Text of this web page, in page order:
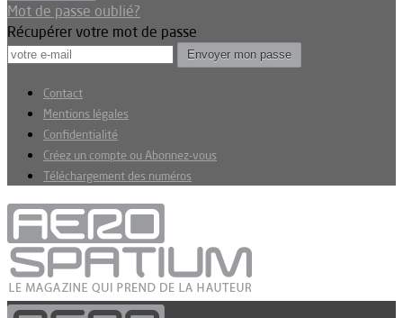
Mot de passe oublié?
Récupérer votre mot de passe
Contact
Mentions légales
Confidentialité
Créez un compte ou Abonnez-vous
Téléchargement des numéros